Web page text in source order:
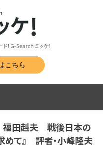
！G-Search ミッケ！
こちら
福田赳夫 戦後日本の
めて』 評者・小峰隆夫